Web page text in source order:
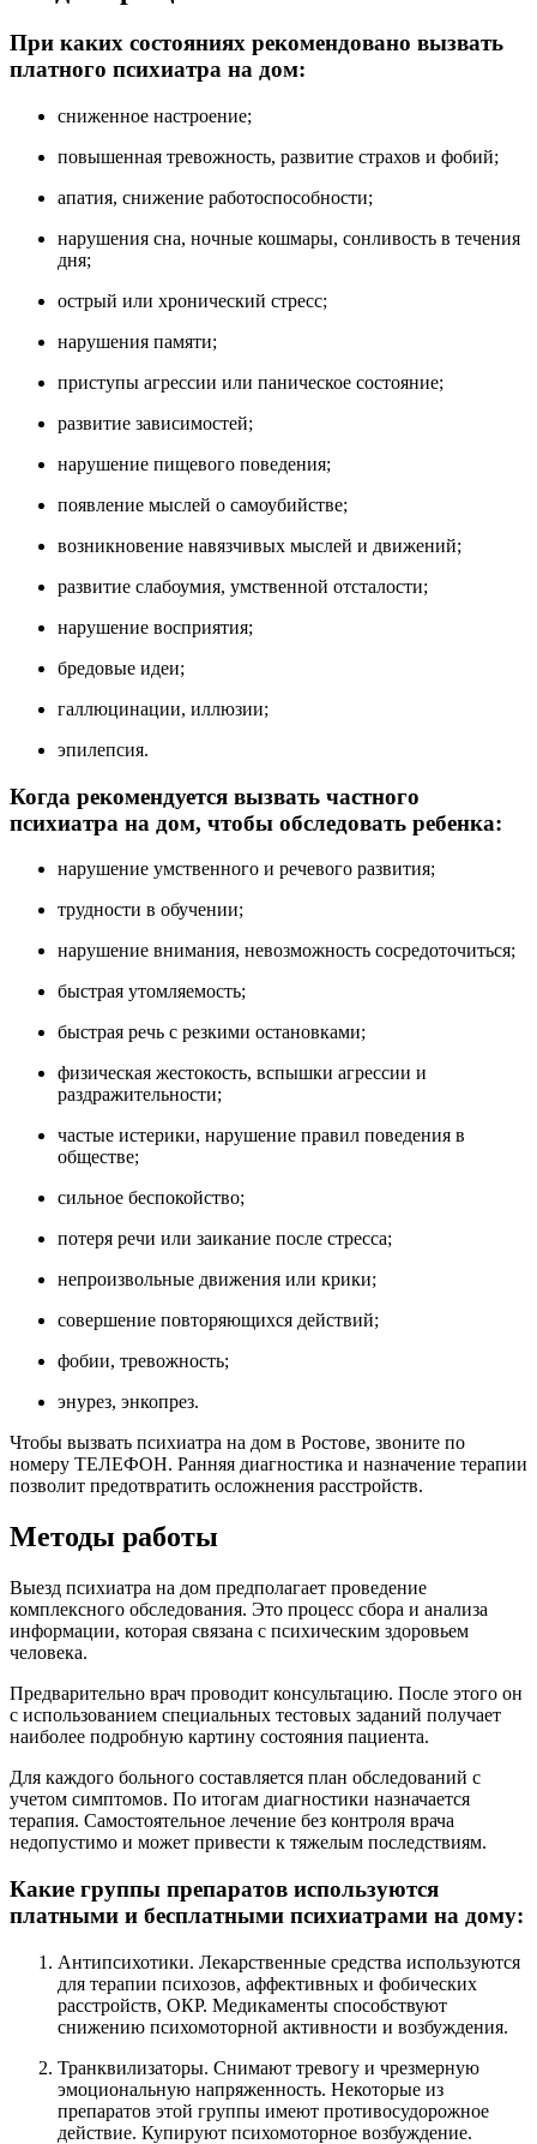
При каких состояниях рекомендовано вызвать
платного психиатра на дом:
сниженное настроение;
повышенная тревожность, развитие страхов и фобий;
апатия, снижение работоспособности;
нарушения сна, ночные кошмары, сонливость в течения
дня;
острый или хронический стресс;
нарушения памяти;
приступы агрессии или паническое состояние;
развитие зависимостей;
нарушение пищевого поведения;
появление мыслей о самоубийстве;
возникновение навязчивых мыслей и движений;
развитие слабоумия, умственной отсталости;
нарушение восприятия;
бредовые идеи;
галлюцинации, иллюзии;
эпилепсия.
Когда рекомендуется вызвать частного
психиатра на дом, чтобы обследовать ребенка:
нарушение умственного и речевого развития;
трудности в обучении;
нарушение внимания, невозможность сосредоточиться;
быстрая утомляемость;
быстрая речь с резкими остановками;
физическая жестокость, вспышки агрессии и
раздражительности;
частые истерики, нарушение правил поведения в
обществе;
сильное беспокойство;
потеря речи или заикание после стресса;
непроизвольные движения или крики;
совершение повторяющихся действий;
фобии, тревожность;
энурез, энкопрез.
Чтобы вызвать психиатра на дом в Ростове, звоните по
номеру ТЕЛЕФОН. Ранняя диагностика и назначение терапии
позволит предотвратить осложнения расстройств.
Методы работы
Выезд психиатра на дом предполагает проведение
комплексного обследования. Это процесс сбора и анализа
информации, которая связана с психическим здоровьем
человека.
Предварительно врач проводит консультацию. После этого он
с использованием специальных тестовых заданий получает
наиболее подробную картину состояния пациента.
Для каждого больного составляется план обследований с
учетом симптомов. По итогам диагностики назначается
терапия. Самостоятельное лечение без контроля врача
недопустимо и может привести к тяжелым последствиям.
Какие группы препаратов используются
платными и бесплатными психиатрами на дому:
Антипсихотики. Лекарственные средства используются
для терапии психозов, аффективных и фобических
расстройств, ОКР. Медикаменты способствуют
снижению психомоторной активности и возбуждения.
Транквилизаторы. Снимают тревогу и чрезмерную
эмоциональную напряженность. Некоторые из
препаратов этой группы имеют противосудорожное
действие. Купируют психомоторное возбуждение.